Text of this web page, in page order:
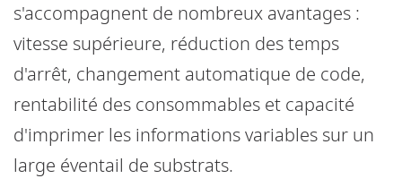
s'accompagnent de nombreux avantages :
vitesse supérieure, réduction des temps
d'arrêt, changement automatique de code,
rentabilité des consommables et capacité
d'imprimer les informations variables sur un
large éventail de substrats.